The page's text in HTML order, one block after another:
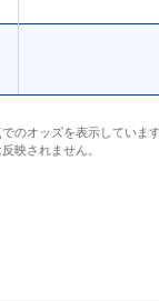
のオッズを表示していま
映されません。